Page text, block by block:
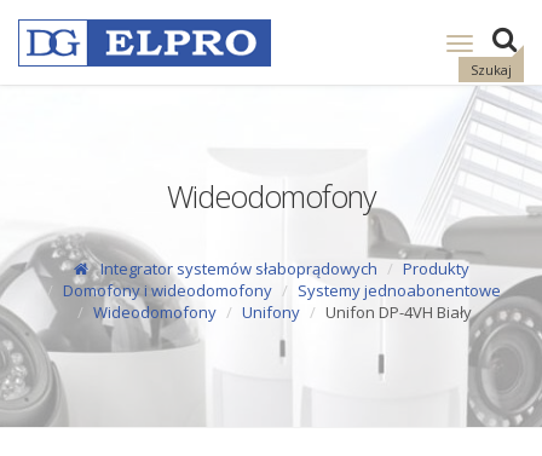
Szukaj
Pokaż
nawigację
Wideodomofony
Integrator systemów słaboprądowych
Produkty
Domofony i wideodomofony
Systemy jednoabonentowe
Wideodomofony
Unifony Unifon DP-4VH Biały